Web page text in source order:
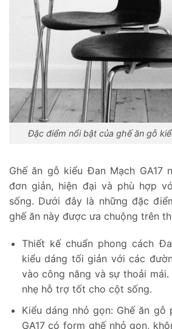
Đặc điểm nổi bật của ghế ăn gỗ
Ghế ăn gỗ kiểu Đan Mạch GA17
đơn giản, hiện đại và phù hợp
sống. Dưới đây là những đặc
ghế ăn này được ưa chuộng trên
Thiết kế chuẩn phong cách
kiểu dáng tối giản với các
vào công năng và sự thoải
nhẹ hỗ trợ tốt cho cột sống.
Kiểu dáng nhỏ gọn: Ghế ăn gỗ
GA17 có form ghế nhỏ gọn,